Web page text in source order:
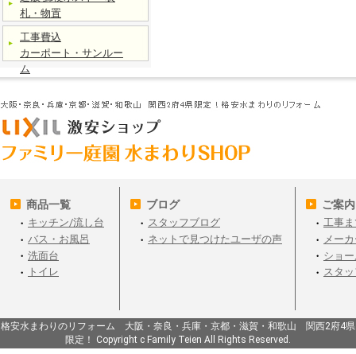
札・物置
工事費込
カーポート・サンルー
ム
商品一覧
キッチン/流し台
バス・お風呂
洗面台
トイレ
ブログ
スタッフブログ
ネットで見つけたユーザの声
ご案内
工事
メー
ショ
スタ
格安水まわりのリフォーム 大阪・奈良・兵庫・京都・滋賀・和歌山 関西2府4県
限定！ Copyright c Family Teien All Rights Reserved.